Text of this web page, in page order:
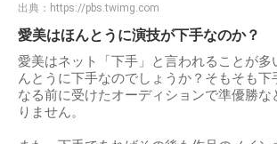
出典： https://pbs.twimg.com
愛美はほんとうに演技が下手なのか？
愛美はネット「下手」と言われることが多
んとうに下手なのでしょうか？そもそも下
なる前に受けたオーディションで準優勝な
りません。